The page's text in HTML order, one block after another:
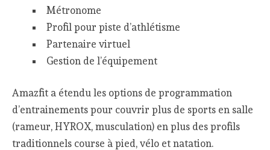
Métronome
Profil pour piste d’athlétisme
Partenaire virtuel
Gestion de l’équipement
Amazfit a étendu les options de programmation
d’entrainements pour couvrir plus de sports en salle
(rameur, HYROX, musculation) en plus des profils
traditionnels course à pied, vélo et natation.